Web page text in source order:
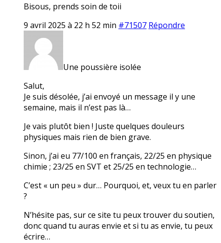
Bisous, prends soin de toii
9 avril 2025 à 22 h 52 min #71507 Répondre
Une poussière isolée
Salut,
Je suis désolée, j’ai envoyé un message il y une
semaine, mais il n’est pas là…
Je vais plutôt bien ! Juste quelques douleurs
physiques mais rien de bien grave.
Sinon, j’ai eu 77/100 en français, 22/25 en physique
chimie ; 23/25 en SVT et 25/25 en technologie…
C’est « un peu » dur… Pourquoi, et, veux tu en parler
?
N’hésite pas, sur ce site tu peux trouver du soutien,
donc quand tu auras envie et si tu as envie, tu peux
écrire…